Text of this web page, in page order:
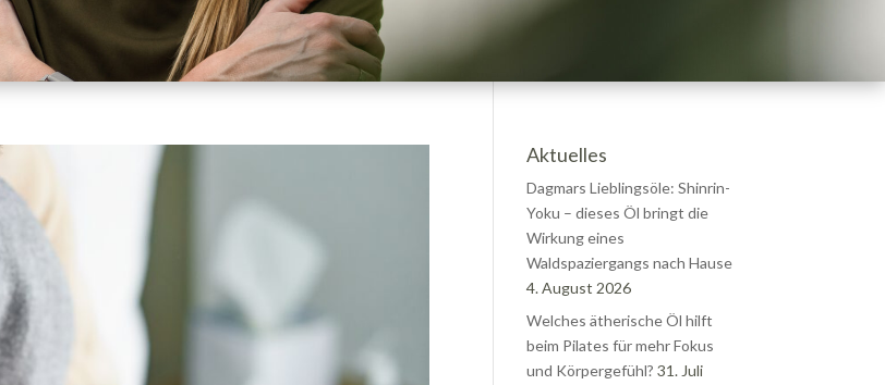
Aktuelles
Dagmars Lieblingsöle: Shinrin-
Yoku – dieses Öl bringt die
Wirkung eines
Waldspaziergangs nach Hause
4. August 2026
Welches ätherische Öl hilft
beim Pilates für mehr Fokus
und Körpergefühl? 31. Juli